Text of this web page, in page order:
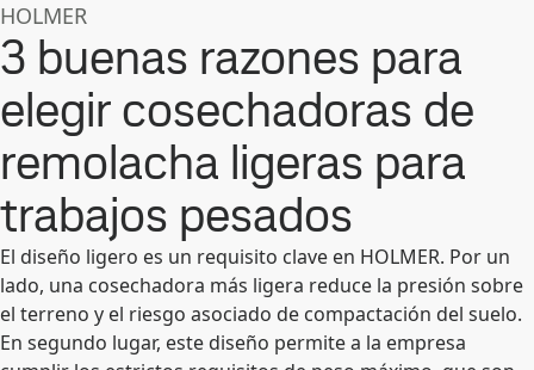
HOLMER
3 buenas razones para
elegir cosechadoras de
remolacha ligeras para
trabajos pesados
El diseño ligero es un requisito clave en HOLMER. Por un
lado, una cosechadora más ligera reduce la presión sobre
el terreno y el riesgo asociado de compactación del suelo.
En segundo lugar, este diseño permite a la empresa